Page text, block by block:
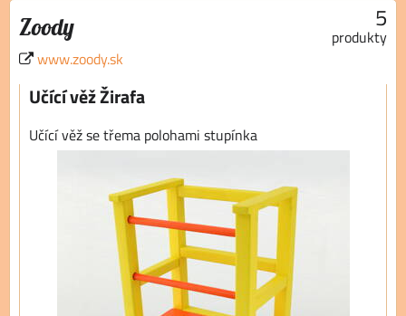
Zoody
www.zoody.sk
5
produkty
Učící věž Žirafa
Učící věž se třema polohami stupínka